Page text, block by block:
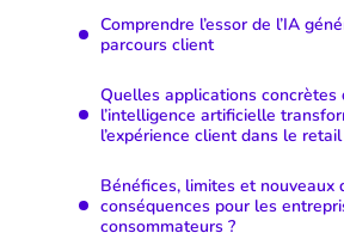
Comprendre l’essor de l’IA
parcours client
Quelles applications concrètes
l’intelligence artificielle
l’expérience client dans le retail
Bénéfices, limites et nouveaux
conséquences pour les
consommateurs ?